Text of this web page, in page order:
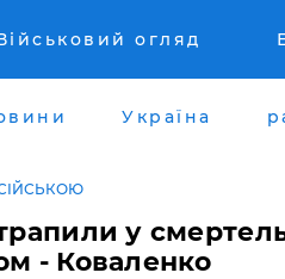
огляд
Україна
у
- Коваленко